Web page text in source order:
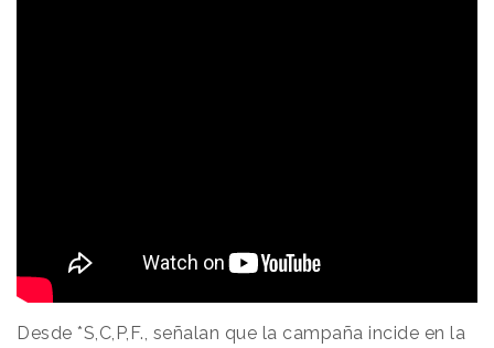
Desde *S,C,P,F., señalan que la campaña incide en la